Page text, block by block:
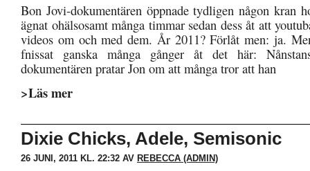
Bon Jovi-dokumentären öppnade tydligen någon kran
ägnat ohälsosamt många timmar sedan dess åt att
videos om och med dem. År 2011? Förlåt men: ja.
fnissat ganska många gånger åt det här:
dokumentären pratar Jon om att många tror att han
>Läs mer
Dixie Chicks, Adele, Semisonic
26 JUNI, 2011 KL. 22:32 AV REBECCA (ADMIN)